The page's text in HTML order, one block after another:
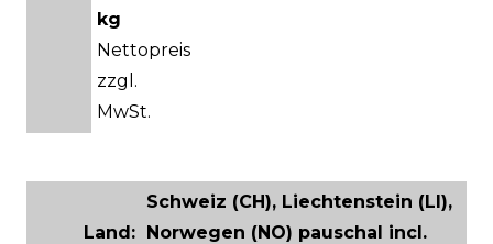
kg
Nettopreis
zzgl.
MwSt.
Land:
Schweiz (CH), Liechtenstein (LI),
Norwegen (NO) pauschal incl.